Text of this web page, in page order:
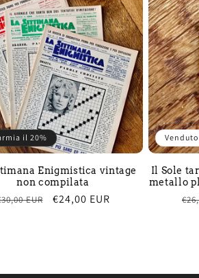
il 20%
Enigmistica vintage
non compilata
EUR
Prezzo
€24,00 EUR
Venduto
Il Sole
metallo